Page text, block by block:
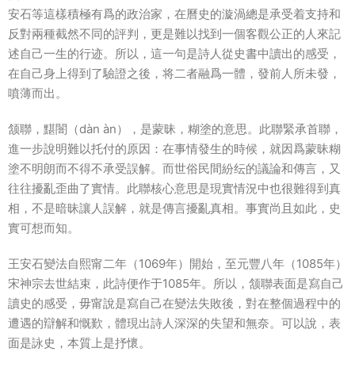
安石等這樣積極有爲的政治家，在曆史的漩渦總是承受着支持和
反對兩種截然不同的評判，更是難以找到一個客觀公正的人來記
述自己一生的行迹。所以，這一句是詩人從史書中讀出的感受，
在自己身上得到了驗證之後，将二者融爲一體，發前人所未發，
噴薄而出。
颔聯，黮闇（dàn àn），是蒙昧，糊塗的意思。此聯緊承首聯，
進一步說明難以托付的原因：在事情發生的時候，就因爲蒙昧糊
塗不明朗而不得不承受誤解。而世俗民間紛纭的議論和傳言，又
往往擾亂歪曲了實情。此聯核心意思是現實情況中也很難得到真
相，不是暗昧讓人誤解，就是傳言擾亂真相。事實尚且如此，史
實可想而知。
王安石變法自熙甯二年（1069年）開始，至元豐八年（1085年）
宋神宗去世結束，此詩便作于1085年。所以，颔聯表面是寫自己
讀史的感受，毋甯說是寫自己在變法失敗後，對在整個過程中的
遭遇的辯解和慨歎，體現出詩人深深的失望和無奈。可以說，表
面是詠史，本質上是抒懷。